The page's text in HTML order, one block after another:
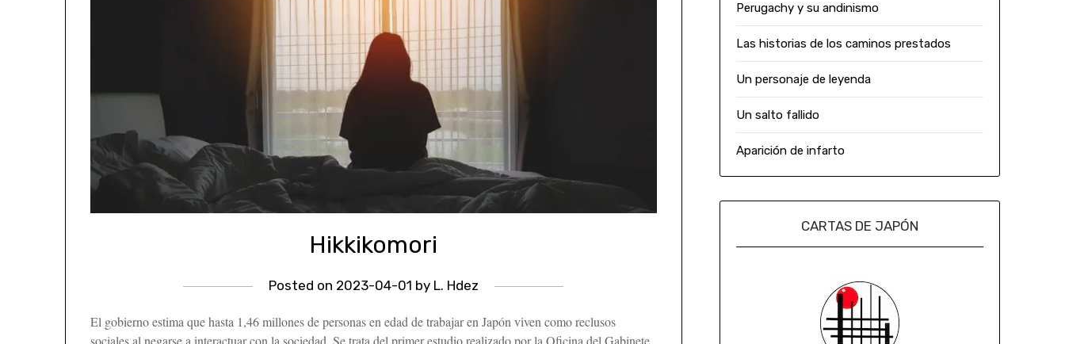
Hikkikomori
Posted on 2023-04-01 by L. Hdez
El gobierno estima que hasta 1,46 millones de personas en edad de trabajar en Japón viven como reclusos
sociales al negarse a interactuar con la sociedad. Se trata del primer estudio realizado por la Oficina del Gabinete
Perugachy y su andinismo
Las historias de los caminos prestados
Un personaje de leyenda
Un salto fallido
Aparición de infarto
CARTAS DE JAPÓN